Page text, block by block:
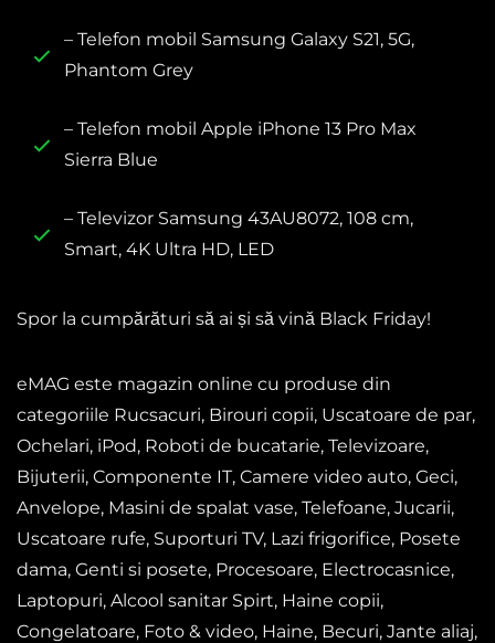
– Telefon mobil Samsung Galaxy S21, 5G,
Phantom Grey
– Telefon mobil Apple iPhone 13 Pro Max
Sierra Blue
– Televizor Samsung 43AU8072, 108 cm,
Smart, 4K Ultra HD, LED
Spor la cumpărături să ai și să vină Black Friday!
eMAG este magazin online cu produse din
categoriile Rucsacuri, Birouri copii, Uscatoare de par,
Ochelari, iPod, Roboti de bucatarie, Televizoare,
Bijuterii, Componente IT, Camere video auto, Geci,
Anvelope, Masini de spalat vase, Telefoane, Jucarii,
Uscatoare rufe, Suporturi TV, Lazi frigorifice, Posete
dama, Genti si posete, Procesoare, Electrocasnice,
Laptopuri, Alcool sanitar Spirt, Haine copii,
Congelatoare, Foto & video, Haine, Becuri, Jante aliaj,